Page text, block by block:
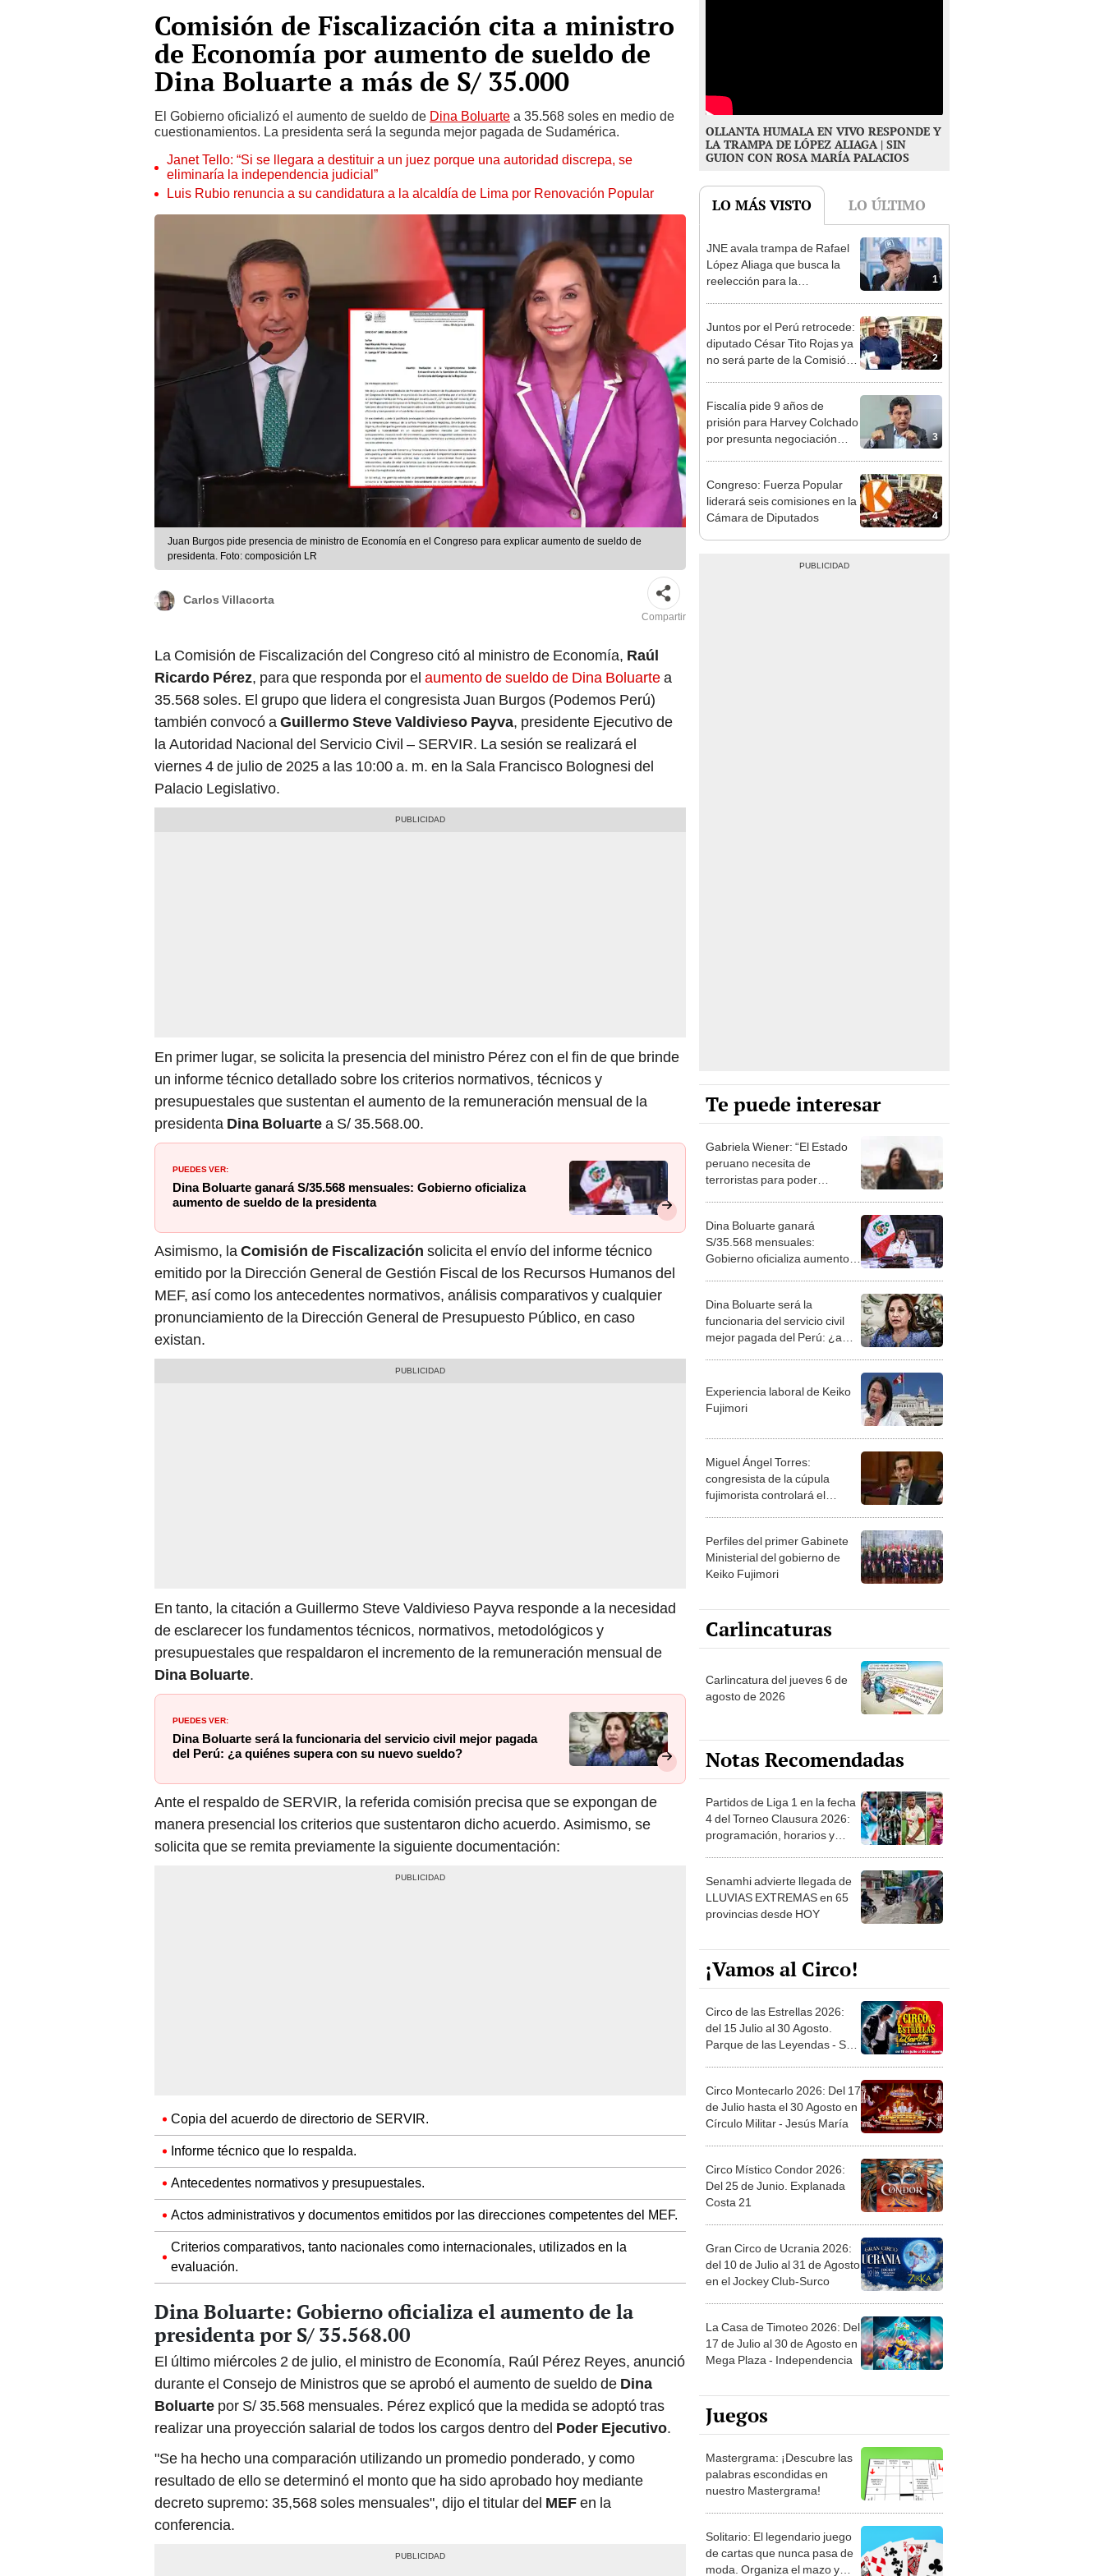
Comisión de Fiscalización cita a ministro
de Economía por aumento de sueldo de
Dina Boluarte a más de S/ 35.000
El Gobierno oficializó el aumento de sueldo de Dina Boluarte a 35.568 soles en medio de
cuestionamientos. La presidenta será la segunda mejor pagada de Sudamérica.
Janet Tello: “Si se llegara a destituir a un juez porque una autoridad discrepa, se
eliminaría la independencia judicial”
Luis Rubio renuncia a su candidatura a la alcaldía de Lima por Renovación Popular
Juan Burgos pide presencia de ministro de Economía en el Congreso para explicar aumento de sueldo de
presidenta. Foto: composición LR
Carlos Villacorta
Compartir
La Comisión de Fiscalización del Congreso citó al ministro de Economía, Raúl
Ricardo Pérez, para que responda por el aumento de sueldo de Dina Boluartea
35.568 soles. El grupo que lidera el congresista Juan Burgos (Podemos Perú)
también convocó aGuillermo Steve Valdivieso Payva, presidente Ejecutivo de
la Autoridad Nacional del Servicio Civil – SERVIR. La sesión se realizará el
viernes 4 de julio de 2025 a las 10:00 a. m. en la Sala Francisco Bolognesi del
Palacio Legislativo.
En primer lugar, se solicita la presencia del ministro Pérez con el fin de que brinde
un informe técnico detallado sobre los criterios normativos, técnicos y
presupuestales que sustentan el aumento de la remuneración mensual de la
presidenta Dina Boluartea S/ 35.568.00.
PUEDES VER:
Dina Boluarte ganará S/35.568 mensuales: Gobierno oficializa
aumento de sueldo de la presidenta
Asimismo, laComisión de Fiscalización solicita el envío del informe técnico
emitido por la Dirección General de Gestión Fiscal de los Recursos Humanos del
MEF, así como los antecedentes normativos, análisis comparativos y cualquier
pronunciamiento de la Dirección General de Presupuesto Público, en caso
existan.
En tanto, la citación a Guillermo Steve Valdivieso Payva responde a la necesidad
de esclarecer los fundamentos técnicos, normativos, metodológicos y
presupuestales que respaldaron el incremento de la remuneración mensual de
Dina Boluarte.
PUEDES VER:
Dina Boluarte será la funcionaria del servicio civil mejor pagada
del Perú: ¿a quiénes supera con su nuevo sueldo?
Ante el respaldo de SERVIR, la referida comisión precisa que se expongan de
manera presencial los criterios que sustentaron dicho acuerdo. Asimismo, se
solicita que se remita previamente la siguiente documentación:
Copia del acuerdo de directorio de SERVIR.
Informe técnico que lo respalda.
Antecedentes normativos y presupuestales.
Actos administrativos y documentos emitidos por las direcciones competentes del MEF.
Criterios comparativos, tanto nacionales como internacionales, utilizados en la
evaluación.
Dina Boluarte: Gobierno oficializa el aumento de la
presidenta por S/ 35.568.00
El último miércoles 2 de julio, el ministro de Economía, Raúl Pérez Reyes, anunció
durante el Consejo de Ministros que se aprobó el aumento de sueldo de Dina
Boluarte por S/ 35.568 mensuales. Pérez explicó que la medida se adoptó tras
realizar una proyección salarial de todos los cargos dentro del Poder Ejecutivo.
"Se ha hecho una comparación utilizando un promedio ponderado, y como
resultado de ello se determinó el monto que ha sido aprobado hoy mediante
decreto supremo: 35,568 soles mensuales", dijo el titular del MEFen la
conferencia.
OLLANTA HUMALA EN VIVO RESPONDE Y
LA TRAMPA DE LÓPEZ ALIAGA | SIN
GUION CON ROSA MARÍA PALACIOS
LO MÁS VISTO LO ÚLTIMO
1
JNE avala trampa de Rafael
López Aliaga que busca la
reelección para la
2
Juntos por el Perú retrocede:
diputado César Tito Rojas ya
no será parte de la Comisión
3
Fiscalía pide 9 años de
prisión para Harvey Colchado
por presunta negociación
4
Congreso: Fuerza Popular
liderará seis comisiones en la
Cámara de Diputados
Te puede interesar
Gabriela Wiener: “El Estado
peruano necesita de
terroristas para poder
Dina Boluarte ganará
S/35.568 mensuales:
Gobierno oficializa aumento
Dina Boluarte será la
funcionaria del servicio civil
mejor pagada del Perú: ¿a
Experiencia laboral de Keiko
Fujimori
Miguel Ángel Torres:
congresista de la cúpula
fujimorista controlará el
Perfiles del primer Gabinete
Ministerial del gobierno de
Keiko Fujimori
Carlincaturas
Carlincatura del jueves 6 de
agosto de 2026
Notas Recomendadas
Partidos de Liga 1 en la fecha
4 del Torneo Clausura 2026:
programación, horarios y
Senamhi advierte llegada de
LLUVIAS EXTREMAS en 65
provincias desde HOY
¡Vamos al Circo!
Circo de las Estrellas 2026:
del 15 Julio al 30 Agosto.
Parque de las Leyendas - San
Circo Montecarlo 2026: Del 17
de Julio hasta el 30 Agosto en
Círculo Militar - Jesús María
Circo Místico Condor 2026:
Del 25 de Junio. Explanada
Costa 21
Gran Circo de Ucrania 2026:
del 10 de Julio al 31 de Agosto
en el Jockey Club-Surco
La Casa de Timoteo 2026: Del
17 de Julio al 30 de Agosto en
Mega Plaza - Independencia
Juegos
Mastergrama: ¡Descubre las
palabras escondidas en
nuestro Mastergrama!
Solitario: El legendario juego
de cartas que nunca pasa de
moda. Organiza el mazo y